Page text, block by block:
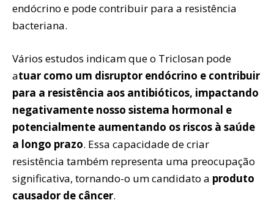
endócrino e pode contribuir para a resistência
bacteriana.
Vários estudos indicam que o Triclosan pode
atuar como um disruptor endócrino e contribuir
para a resistência aos antibióticos, impactando
negativamente nosso sistema hormonal e
potencialmente aumentando os riscos à saúde
a longo prazo. Essa capacidade de criar
resistência também representa uma preocupação
significativa, tornando-o um candidato a produto
causador de câncer.